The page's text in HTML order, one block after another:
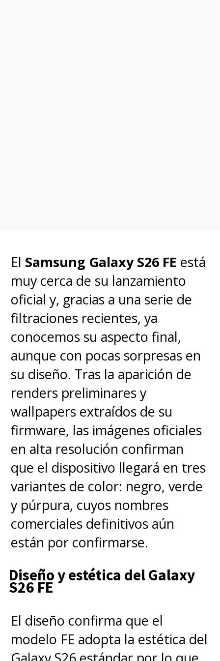
El Samsung Galaxy S26 FE está
muy cerca de su lanzamiento
oficial y, gracias a una serie de
filtraciones recientes, ya
conocemos su aspecto final,
aunque con pocas sorpresas en
su diseño. Tras la aparición de
renders preliminares y
wallpapers extraídos de su
firmware, las imágenes oficiales
en alta resolución confirman
que el dispositivo llegará en tres
variantes de color: negro, verde
y púrpura, cuyos nombres
comerciales definitivos aún
están por confirmarse.
Diseño y estética del Galaxy
S26 FE
El diseño confirma que el
modelo FE adopta la estética del